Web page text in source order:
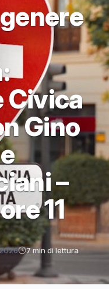
Civica
Gino
–
11
7 min di lettura